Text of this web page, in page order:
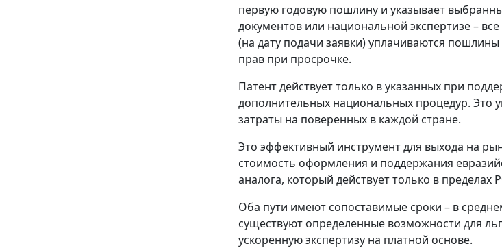
первую годовую пошлину и указывает
документов или национальной экспертизе –
(на дату подачи заявки) уплачиваются
прав при просрочке.
Патент действует только в указанных при
дополнительных национальных процедур.
затраты на поверенных в каждой стране.
Это эффективный инструмент для выхода на
стоимость оформления и поддержания
аналога, который действует только в пределах
Оба пути имеют сопоставимые сроки – в
существуют определенные возможности для
ускоренную экспертизу на платной основе.